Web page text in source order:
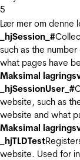
5
Lær mer om denne
_hjSession_#
such as the
what pages have
Maksimal
_hjSessionUser_#
website, such as
website and what
Maksimal
_hjTLDTest
website. Used for